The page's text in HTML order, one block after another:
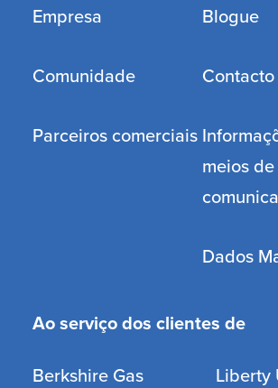
Empresa
Comunidade
Parceiros comerciais
Blogue
Contacto
meios de
Dados
Ao serviço dos clientes de
Berkshire Gas Liberty